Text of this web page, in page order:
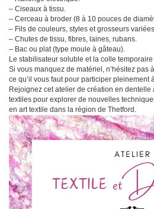
– Ciseaux à tissu.
– Cerceau à broder (8 à 10 pouces de
– Fils de couleurs, styles et grosseurs
– Chutes de tissu, fibres, laines, rubans.
– Bac ou plat (type moule à gâteau).
Le stabilisateur soluble et la colle
Si vous manquez de matériel, n’hésitez pas
ce qu’il vous faut pour participer pleinement
Rejoignez cet atelier de création en
textiles pour explorer de nouvelles
en art textile dans la région de Thetford.